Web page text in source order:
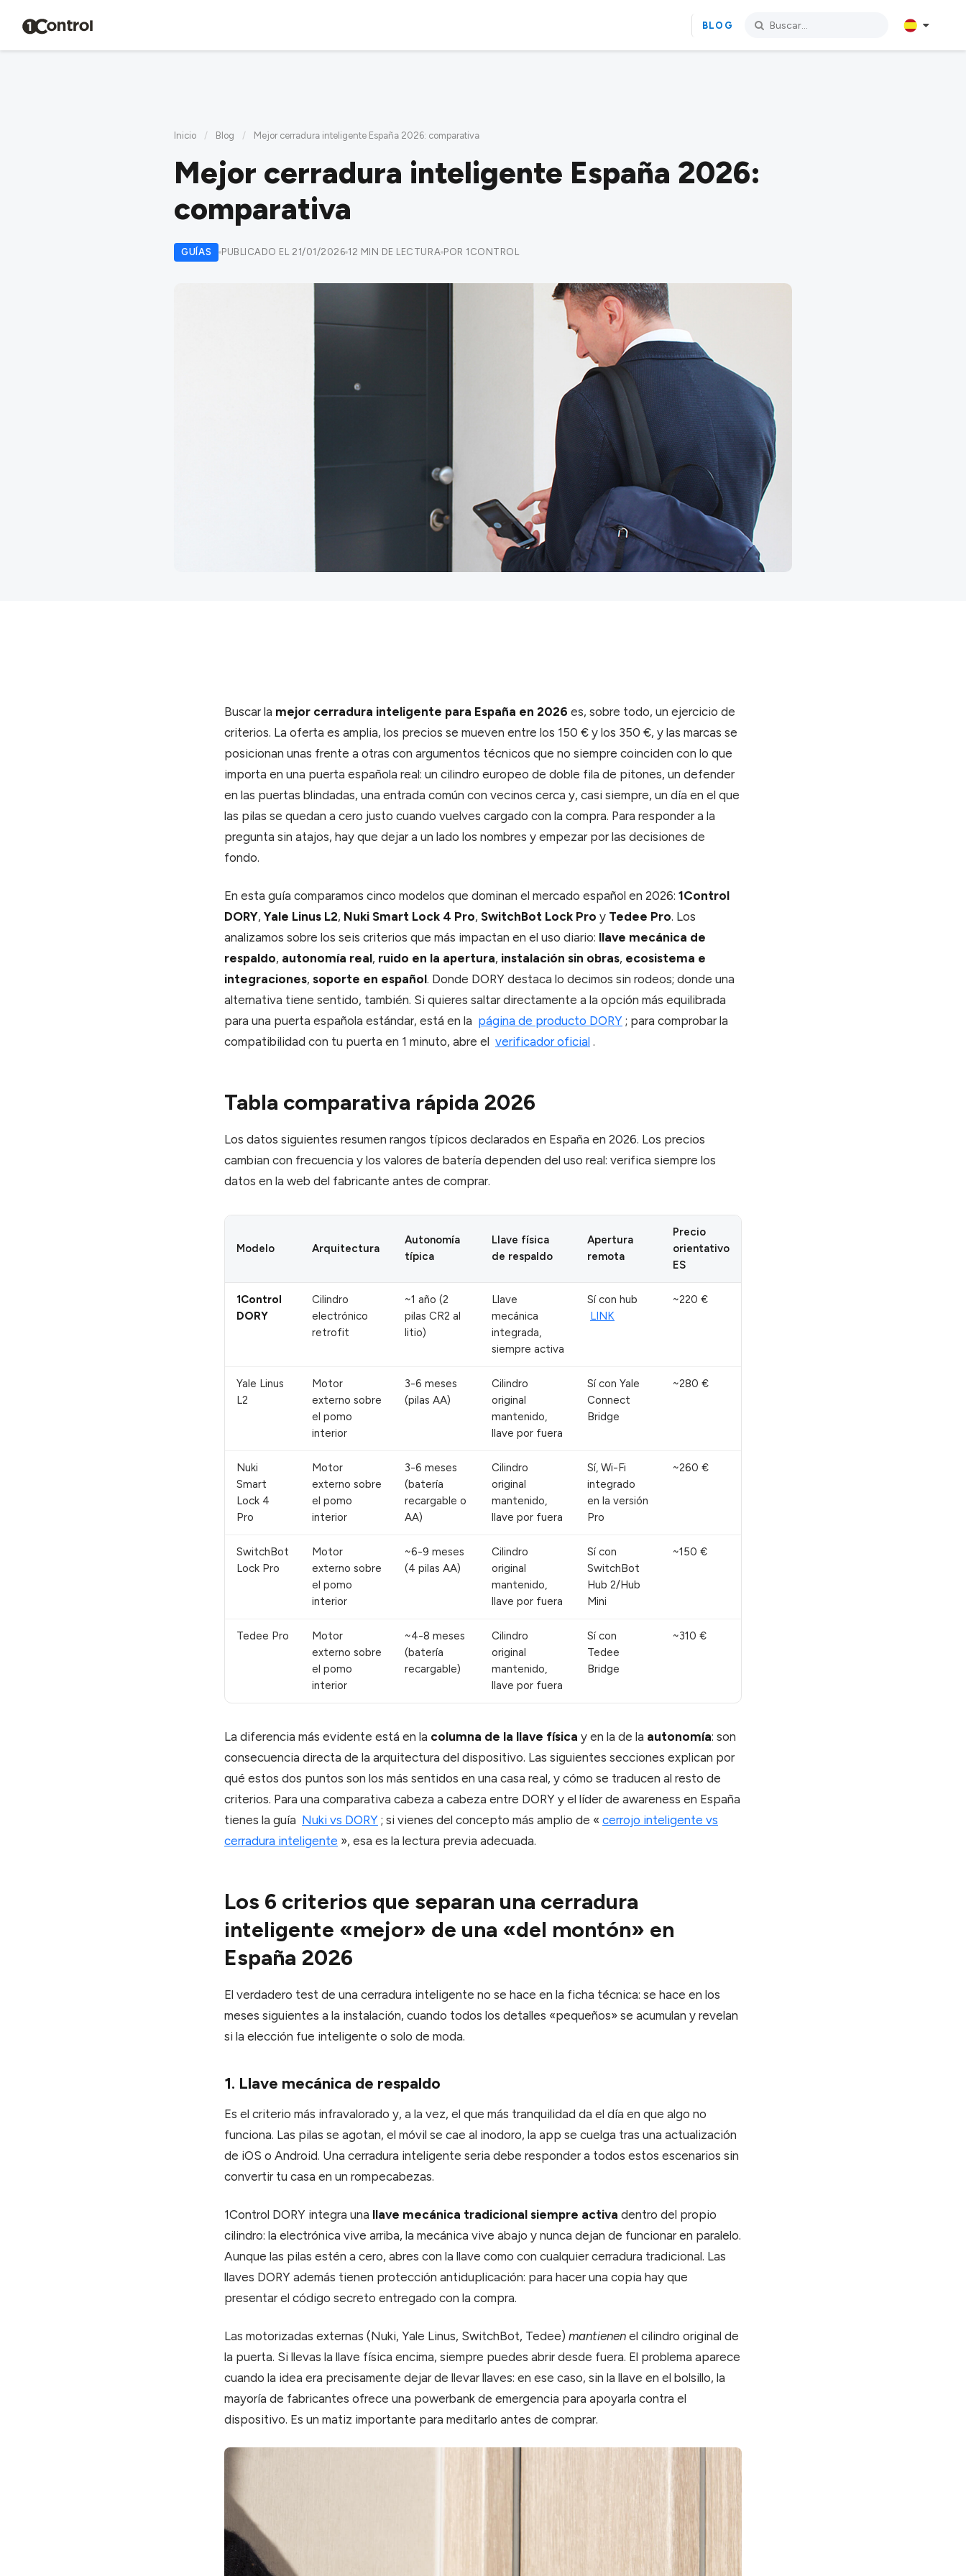
BLOG
Inicio / Blog / Mejor cerradura inteligente España 2026: comparativa
Mejor cerradura inteligente España 2026:
comparativa
GUÍAS PUBLICADO EL 21/01/2026 12 MIN DE LECTURA POR 1CONTROL
Buscar la mejor cerradura inteligente para España en 2026 es, sobre todo, un ejercicio de
criterios. La oferta es amplia, los precios se mueven entre los 150 € y los 350 €, y las marcas se
posicionan unas frente a otras con argumentos técnicos que no siempre coinciden con lo que
importa en una puerta española real: un cilindro europeo de doble fila de pitones, un defender
en las puertas blindadas, una entrada común con vecinos cerca y, casi siempre, un día en el que
las pilas se quedan a cero justo cuando vuelves cargado con la compra. Para responder a la
pregunta sin atajos, hay que dejar a un lado los nombres y empezar por las decisiones de
fondo.
En esta guía comparamos cinco modelos que dominan el mercado español en 2026: 1Control
DORY, Yale Linus L2, Nuki Smart Lock 4 Pro, SwitchBot Lock Pro y Tedee Pro. Los
analizamos sobre los seis criterios que más impactan en el uso diario: llave mecánica de
respaldo, autonomía real, ruido en la apertura, instalación sin obras, ecosistema e
integraciones, soporte en español. Donde DORY destaca lo decimos sin rodeos; donde una
alternativa tiene sentido, también. Si quieres saltar directamente a la opción más equilibrada
para una puerta española estándar, está en la página de producto DORY ; para comprobar la
compatibilidad con tu puerta en 1 minuto, abre el verificador oficial .
Tabla comparativa rápida 2026
Los datos siguientes resumen rangos típicos declarados en España en 2026. Los precios
cambian con frecuencia y los valores de batería dependen del uso real: verifica siempre los
datos en la web del fabricante antes de comprar.
Modelo Arquitectura
Autonomía
típica
Llave física
de respaldo
Apertura
remota
Precio
orientativo
ES
1Control
DORY
Cilindro
electrónico
retrofit
~1 año (2
pilas CR2 al
litio)
Llave
mecánica
integrada,
siempre activa
Sí con hub
LINK
~220 €
Yale Linus
L2
Motor
externo sobre
el pomo
interior
3-6 meses
(pilas AA)
Cilindro
original
mantenido,
llave por fuera
Sí con Yale
Connect
Bridge
~280 €
Nuki
Smart
Lock 4
Pro
Motor
externo sobre
el pomo
interior
3-6 meses
(batería
recargable o
AA)
Cilindro
original
mantenido,
llave por fuera
Sí, Wi-Fi
integrado
en la versión
Pro
~260 €
SwitchBot
Lock Pro
Motor
externo sobre
el pomo
interior
~6-9 meses
(4 pilas AA)
Cilindro
original
mantenido,
llave por fuera
Sí con
SwitchBot
Hub 2/Hub
Mini
~150 €
Tedee Pro
Motor
externo sobre
el pomo
interior
~4-8 meses
(batería
recargable)
Cilindro
original
mantenido,
llave por fuera
Sí con
Tedee
Bridge
~310 €
La diferencia más evidente está en la columna de la llave física y en la de la autonomía: son
consecuencia directa de la arquitectura del dispositivo. Las siguientes secciones explican por
qué estos dos puntos son los más sentidos en una casa real, y cómo se traducen al resto de
criterios. Para una comparativa cabeza a cabeza entre DORY y el líder de awareness en España
tienes la guía Nuki vs DORY ; si vienes del concepto más amplio de « cerrojo inteligente vs
cerradura inteligente », esa es la lectura previa adecuada.
Los 6 criterios que separan una cerradura
inteligente «mejor» de una «del montón» en
España 2026
El verdadero test de una cerradura inteligente no se hace en la ficha técnica: se hace en los
meses siguientes a la instalación, cuando todos los detalles «pequeños» se acumulan y revelan
si la elección fue inteligente o solo de moda.
1. Llave mecánica de respaldo
Es el criterio más infravalorado y, a la vez, el que más tranquilidad da el día en que algo no
funciona. Las pilas se agotan, el móvil se cae al inodoro, la app se cuelga tras una actualización
de iOS o Android. Una cerradura inteligente seria debe responder a todos estos escenarios sin
convertir tu casa en un rompecabezas.
1Control DORY integra una llave mecánica tradicional siempre activa dentro del propio
cilindro: la electrónica vive arriba, la mecánica vive abajo y nunca dejan de funcionar en paralelo.
Aunque las pilas estén a cero, abres con la llave como con cualquier cerradura tradicional. Las
llaves DORY además tienen protección antiduplicación: para hacer una copia hay que
presentar el código secreto entregado con la compra.
Las motorizadas externas (Nuki, Yale Linus, SwitchBot, Tedee) mantienen el cilindro original de
la puerta. Si llevas la llave física encima, siempre puedes abrir desde fuera. El problema aparece
cuando la idea era precisamente dejar de llevar llaves: en ese caso, sin la llave en el bolsillo, la
mayoría de fabricantes ofrece una powerbank de emergencia para apoyarla contra el
dispositivo. Es un matiz importante para meditarlo antes de comprar.